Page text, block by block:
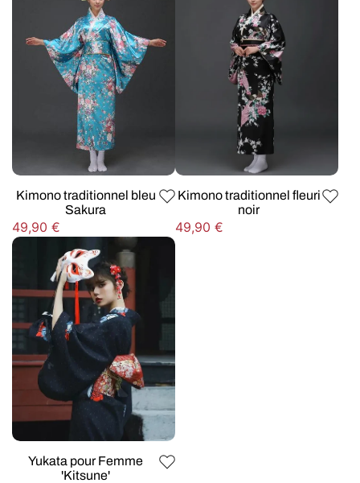
Kimono traditionnel bleu
Sakura
Prix
habituel
49,90 €
Kimono traditionnel fleuri
noir
Prix
habituel
49,90 €
Yukata pour Femme
'Kitsune'